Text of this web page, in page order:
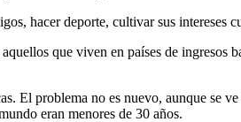
hacer deporte, cultivar sus intereses
que viven en países de ingresos
El problema no es nuevo, aunque se
eran menores de 30 años.